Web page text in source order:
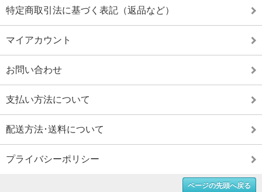
特定商取引法に基づく表記（返品など）
マイアカウント
お問い合わせ
支払い方法について
配送方法･送料について
プライバシーポリシー
ページの先頭へ戻る